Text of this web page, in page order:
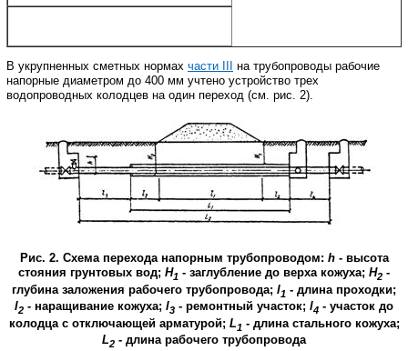
В укрупненных сметных нормах части
на трубопроводы рабочие
напорные диаметром до 400 мм учтено устройство трех
водопроводных колодцев на один переход (см. рис. 2).
Рис. 2. Схема перехода напорным трубопроводом: h - высота
стояния грунтовых вод; Н1 - заглубление до верха кожуха; H2 -
глубина заложения рабочего трубопровода; l1 - длина проходки;
l2 - наращивание кожуха; l3 - ремонтный участок; l4 - участок до
колодца с отключающей арматурой; L1 - длина стального кожуха;
L2 - длина рабочего трубопровода